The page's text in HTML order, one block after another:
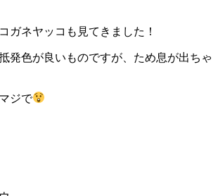
ガネヤッコも見てきました！
発色が良いものですが、ため息が出ちゃ
ジで